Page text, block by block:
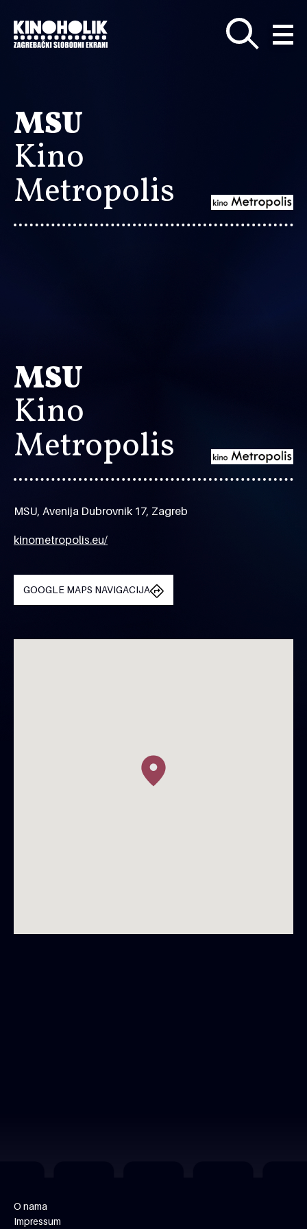
glavni
sadržaj
MSU
Kino
Metropolis
MSU
Kino
Metropolis
MSU, Avenija Dubrovnik 17, Zagreb
kinometropolis.eu/
GOOGLE MAPS NAVIGACIJA
O nama
Impressum